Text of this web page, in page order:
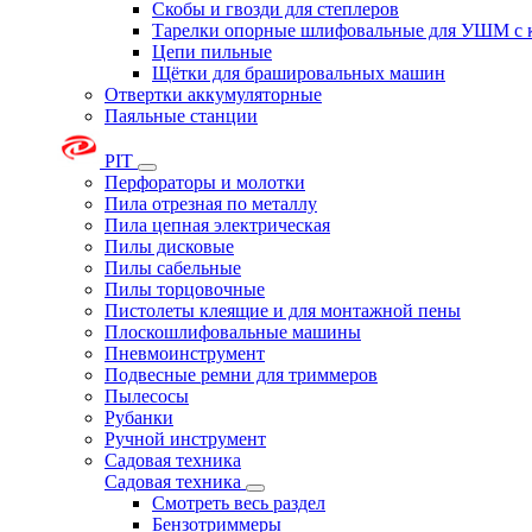
Скобы и гвозди для степлеров
Тарелки опорные шлифовальные для УШМ с
Цепи пильные
Щётки для брашировальных машин
Отвертки аккумуляторные
Паяльные станции
PIT
Перфораторы и молотки
Пила отрезная по металлу
Пила цепная электрическая
Пилы дисковые
Пилы сабельные
Пилы торцовочные
Пистолеты клеящие и для монтажной пены
Плоскошлифовальные машины
Пневмоинструмент
Подвесные ремни для триммеров
Пылесосы
Рубанки
Ручной инструмент
Садовая техника
Садовая техника
Смотреть весь раздел
Бензотриммеры